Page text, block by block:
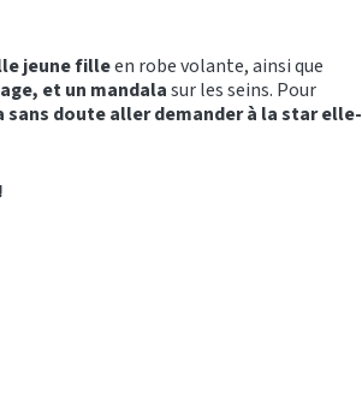
jeune filleen robe volante, ainsi que
et un mandalasur les seins. Pour
sans doute aller demander à la star elle-